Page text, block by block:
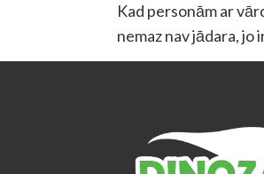
Kad personām ar
nemaz nav jādara, jo